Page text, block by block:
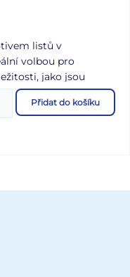
listů v
volbou pro
jako jsou
Obálka
přání či osobní
Přidat do košíku